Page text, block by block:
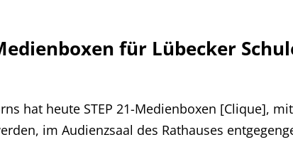
für Lübecker
hat heute STEP 21-Medienboxen [Clique],
im Audienzsaal des Rathauses